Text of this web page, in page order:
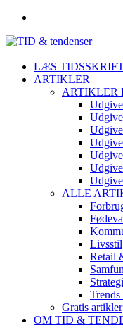
LÆS
ARTIKLER
ARTIKLER
ALLE
Livsstil
Retail
Gratis artikler
OM TID &